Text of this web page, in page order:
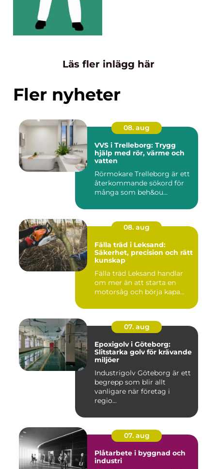
Läs fler inlägg här
Fler nyheter
08. aug
VVS i Trelleborg: Trygg
hjälp med rör, värme och
vatten
Rörmokare Trelleborg är ett
återkommande sökord för
många som beh&ou...
08. aug
Fälla träd i Leksand:
Säkerhet, precision och rätt
kunskap
Fälla träd Leksand handlar
om mer än att starta en
motorsåg och börja kapa...
07. aug
Epoxigolv i Göteborg:
Slitstarka golv för krävande
miljöer
Industrigolv Göteborg är ett
begrepp som blir allt
vanligare när företag i
regio...
07. aug
Plåtarbete i byggnad och
industri